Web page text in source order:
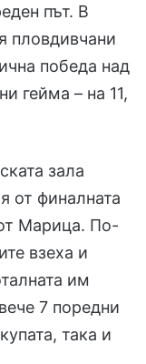
път. В
пловдивчани
победа над
гейма – на 11,
зала
от финалната
Марица. По-
взеха и
им
7 поредни
така и